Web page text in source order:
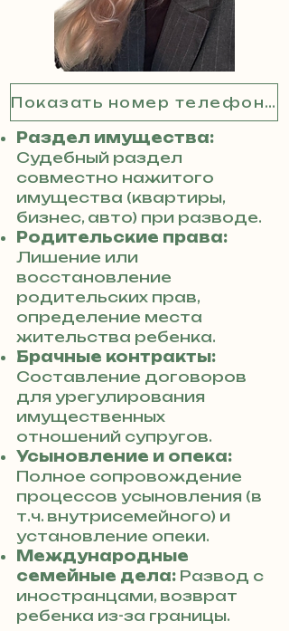
Показать номер телефона
Раздел имущества:
Судебный раздел
совместно нажитого
имущества (квартиры,
бизнес, авто) при разводе.
Родительские права:
Лишение или
восстановление
родительских прав,
определение места
жительства ребенка.
Брачные контракты:
Составление договоров
для урегулирования
имущественных
отношений супругов.
Усыновление и опека:
Полное сопровождение
процессов усыновления (в
т.ч. внутрисемейного) и
установление опеки.
Международные
семейные дела: Развод с
иностранцами, возврат
ребенка из-за границы.